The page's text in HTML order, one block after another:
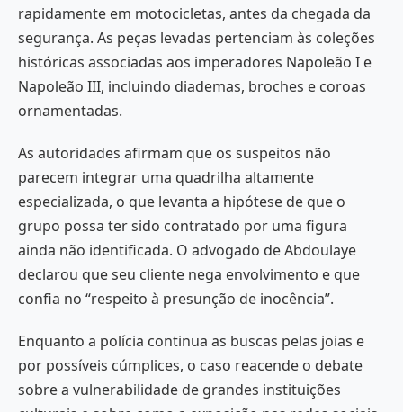
rapidamente em motocicletas, antes da chegada da
segurança. As peças levadas pertenciam às coleções
históricas associadas aos imperadores Napoleão I e
Napoleão III, incluindo diademas, broches e coroas
ornamentadas.
As autoridades afirmam que os suspeitos não
parecem integrar uma quadrilha altamente
especializada, o que levanta a hipótese de que o
grupo possa ter sido contratado por uma figura
ainda não identificada. O advogado de Abdoulaye
declarou que seu cliente nega envolvimento e que
confia no “respeito à presunção de inocência”.
Enquanto a polícia continua as buscas pelas joias e
por possíveis cúmplices, o caso reacende o debate
sobre a vulnerabilidade de grandes instituições